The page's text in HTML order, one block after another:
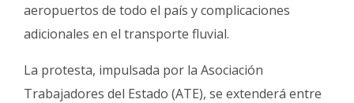
aeropuertos de todo el país y complicaciones
adicionales en el transporte fluvial.
La protesta, impulsada por la Asociación
Trabajadores del Estado (ATE), se extenderá entre